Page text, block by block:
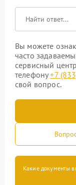
Вы можете
часто
сервисный
телефону+7
свой вопрос.
Какие документы